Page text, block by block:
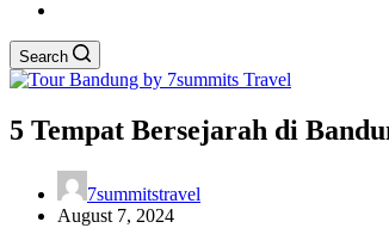
Search
5 Tempat Bersejarah di
7summitstravel
August 7, 2024